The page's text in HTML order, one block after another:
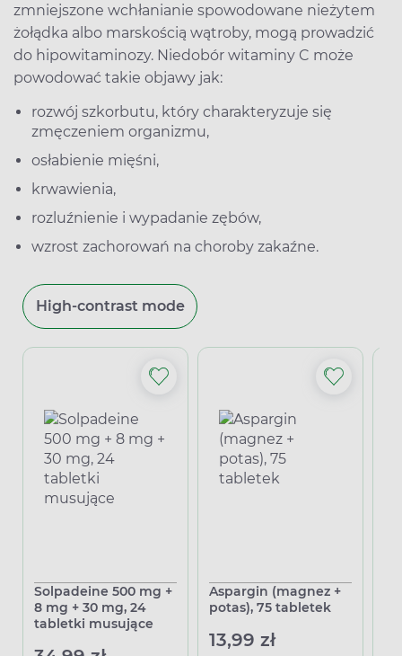
zmniejszone wchłanianie spowodowane nieżytem
żołądka albo marskością wątroby, mogą prowadzić
do hipowitaminozy. Niedobór witaminy C może
powodować takie objawy jak:
rozwój szkorbutu, który charakteryzuje się
zmęczeniem organizmu,
osłabienie mięśni,
krwawienia,
rozluźnienie i wypadanie zębów,
wzrost zachorowań na choroby zakaźne.
High-contrast mode
Solpadeine 500 mg +
8 mg + 30 mg, 24
tabletki musujące
Aspargin (magnez +
potas), 75 tabletek
13,99 zł